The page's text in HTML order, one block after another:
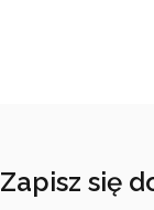
Zapisz się